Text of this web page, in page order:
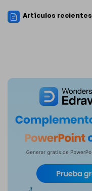
Artículos recientes